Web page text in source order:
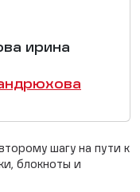
ирина
шагу на пути к
блокноты и